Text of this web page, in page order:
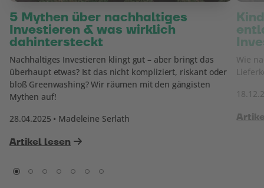
5 Mythen über nachhaltiges
Investieren & was wirklich
dahintersteckt
Nachhaltiges Investieren klingt gut – aber bringt das
überhaupt etwas? Ist das nicht kompliziert, riskant oder
bloß Greenwashing? Wir räumen mit den gängisten
Mythen auf!
28.04.2025 • Madeleine Serlath
Artikel lesen
Wie